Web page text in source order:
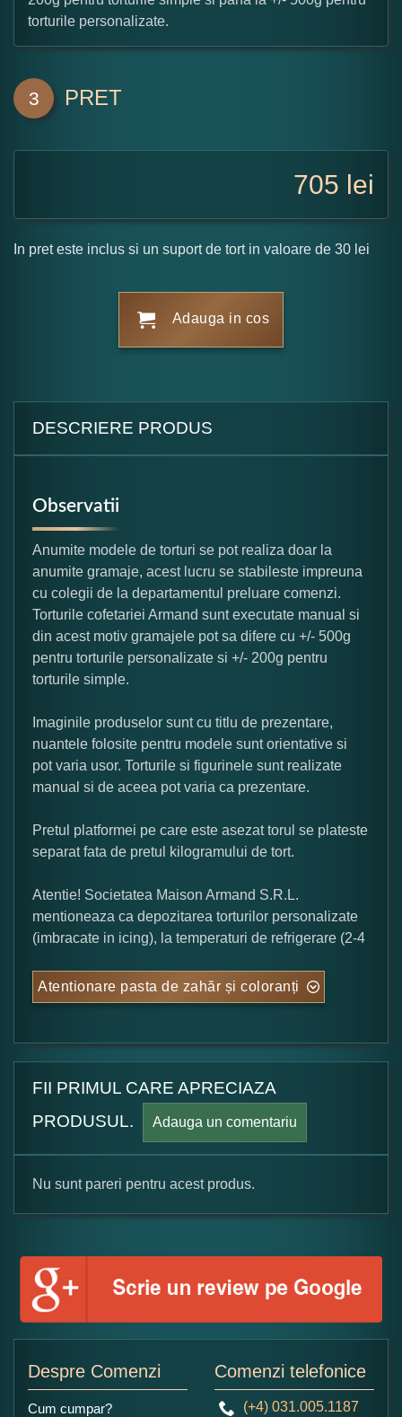
torturile personalizate.
3 PRET
705 lei
In pret este inclus si un suport de tort in valoare de 30 lei
Adauga in cos
DESCRIERE PRODUS
Observatii
Anumite modele de torturi se pot realiza doar la
anumite gramaje, acest lucru se stabileste impreuna
cu colegii de la departamentul preluare comenzi.
Torturile cofetariei Armand sunt executate manual si
din acest motiv gramajele pot sa difere cu +/- 500g
pentru torturile personalizate si +/- 200g pentru
torturile simple.
Imaginile produselor sunt cu titlu de prezentare,
nuantele folosite pentru modele sunt orientative si
pot varia usor. Torturile si figurinele sunt realizate
manual si de aceea pot varia ca prezentare.
Pretul platformei pe care este asezat torul se plateste
separat fata de pretul kilogramului de tort.
Atentie! Societatea Maison Armand S.R.L.
mentioneaza ca depozitarea torturilor personalizate
(imbracate in icing), la temperaturi de refrigerare (2-4
Atentionare pasta de zahăr și coloranți
FII PRIMUL CARE APRECIAZA
PRODUSUL.
Adauga un comentariu
Formular pareri client
Numele dumneavoastra:
Nu sunt pareri pentru acest produs.
Despre Comenzi
Cum cumpar?
Comenzi telefonice
(+4) 031.005.1187